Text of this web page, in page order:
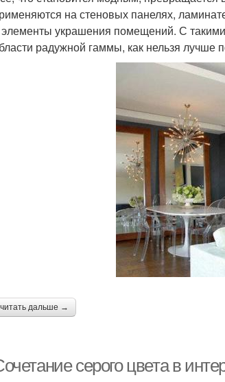
на стеновых панелях,
украшения помещений. С
радужной гаммы, как нельзя
читать дальше →
серого цвета в